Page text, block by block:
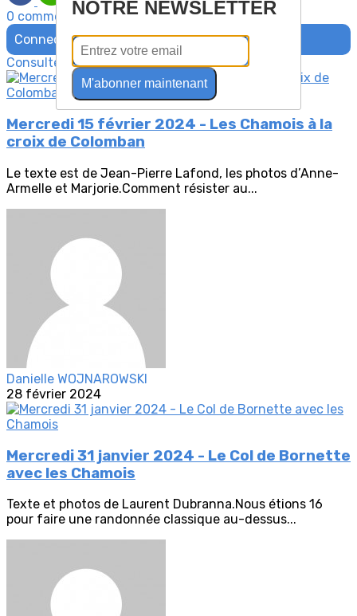
0 commentaire(s)
Connectez-vous pour laisser un commentaire
Consultez également
Mercredi 15 février 2024 - Les Chamois à la
croix de Colomban
Le texte est de Jean-Pierre Lafond, les photos d’Anne-
Armelle et Marjorie.Comment résister au...
Danielle WOJNAROWSKI
28 février 2024
Mercredi 31 janvier 2024 - Le Col de Bornette
avec les Chamois
Texte et photos de Laurent Dubranna.Nous étions 16
pour faire une randonnée classique au-dessus...
NOTRE NEWSLETTER
M'abonner maintenant